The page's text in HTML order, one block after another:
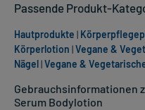
Gebrauchsinformationen
Serum Bodylotion
Passende Produkt-
Hautprodukte |
Körperlotion |Vegane &
Nägel|Vegane &